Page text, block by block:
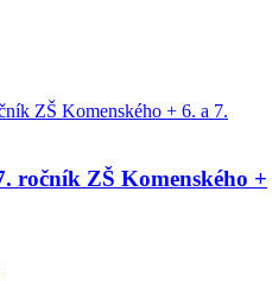
ročník ZŠ Komenského +